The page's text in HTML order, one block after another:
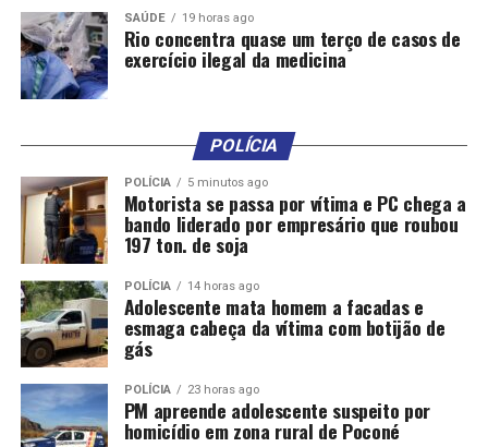
SAÚDE 19 horas ago
Rio concentra quase um terço de casos de
exercício ilegal da medicina
POLÍCIA
POLÍCIA 5 minutos ago
Motorista se passa por vítima e PC chega a
bando liderado por empresário que roubou
197 ton. de soja
POLÍCIA 14 horas ago
Adolescente mata homem a facadas e
esmaga cabeça da vítima com botijão de
gás
POLÍCIA 23 horas ago
PM apreende adolescente suspeito por
homicídio em zona rural de Poconé